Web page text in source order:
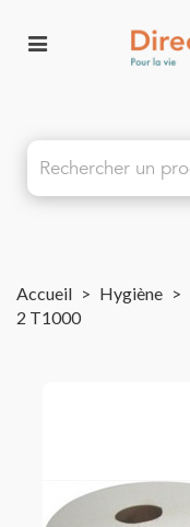
Accueil > Hygiène >
2 T1000